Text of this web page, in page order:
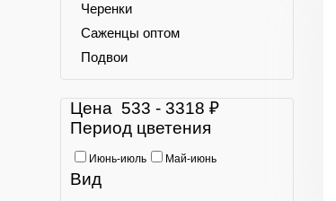
Черенки
Саженцы оптом
Подвои
Цена 533 - 3318 ₽
Период цветения
Июнь-июль Май-июнь
Вид